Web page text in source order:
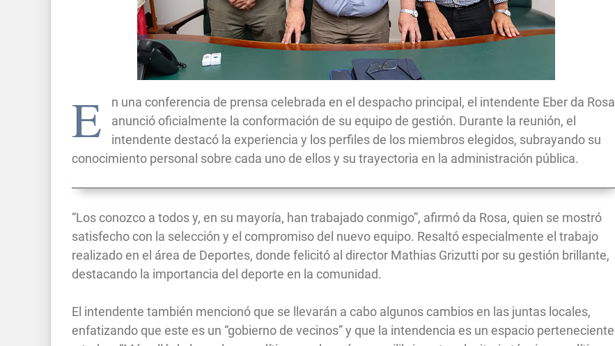
E
n una conferencia de prensa celebrada en el despacho principal, el intendente Eber da Rosa
anunció oficialmente la conformación de su equipo de gestión. Durante la reunión, el
intendente destacó la experiencia y los perfiles de los miembros elegidos, subrayando su
conocimiento personal sobre cada uno de ellos y su trayectoria en la administración pública.
“Los conozco a todos y, en su mayoría, han trabajado conmigo”, afirmó da Rosa, quien se mostró
satisfecho con la selección y el compromiso del nuevo equipo. Resaltó especialmente el trabajo
realizado en el área de Deportes, donde felicitó al director Mathias Grizutti por su gestión brillante,
destacando la importancia del deporte en la comunidad.
El intendente también mencionó que se llevarán a cabo algunos cambios en las juntas locales,
enfatizando que este es un “gobierno de vecinos” y que la intendencia es un espacio perteneciente